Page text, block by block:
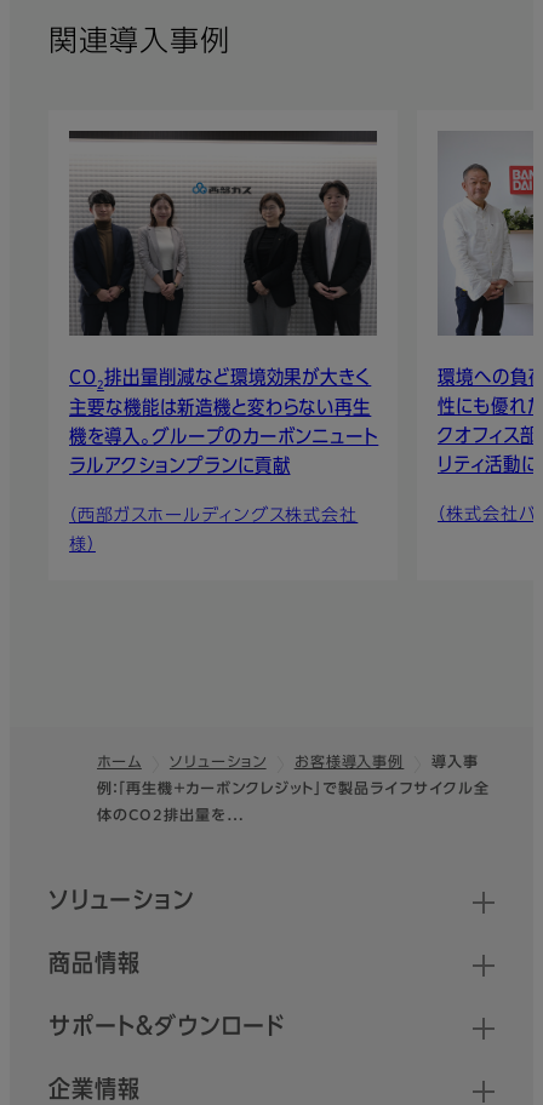
関連導入事例
CO2排出量削減など環境効果が大きく
主要な機能は新造機と変わらない再生
機を導入。グループのカーボンニュート
ラルアクションプランに貢献
（西部ガスホールディングス株式会社
様）
環境への負
性にも優れ
クオフィス
リティ活動
（株式会社バ
フッター
ホーム ソリューション お客様導入事例
導入事
例：「再生機＋カーボンクレジット」で製品ライフサイクル全
体のCO2排出量を…
クイックリンク
ソリューション
商品情報
サポート＆ダウンロード
企業情報